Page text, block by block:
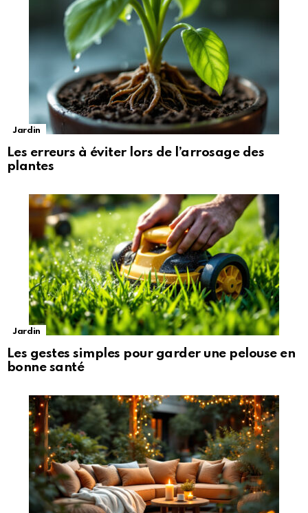
Jardin
Les erreurs à éviter lors de l’arrosage des
plantes
Jardin
Les gestes simples pour garder une pelouse en
bonne santé